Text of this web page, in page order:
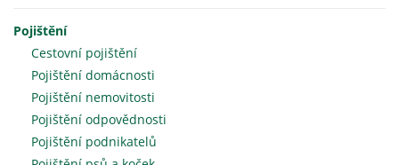
Pojištění
Cestovní pojištění
Pojištění domácnosti
Pojištění nemovitosti
Pojištění odpovědnosti
Pojištění podnikatelů